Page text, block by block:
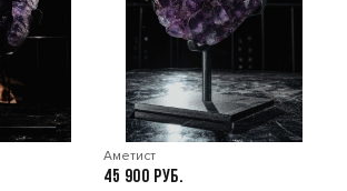
Аметист
45 900